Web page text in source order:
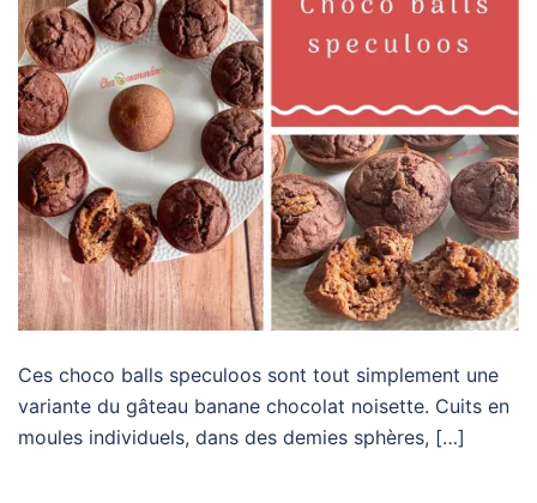
Ces choco balls speculoos sont tout simplement une
variante du gâteau banane chocolat noisette. Cuits en
moules individuels, dans des demies sphères, […]